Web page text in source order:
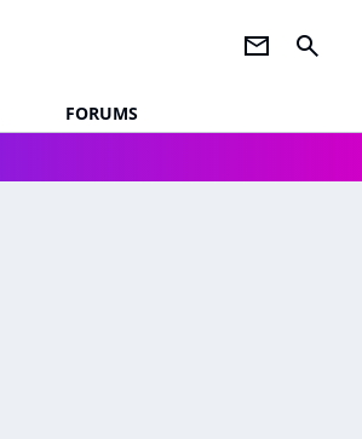
newsletter search
FORUMS